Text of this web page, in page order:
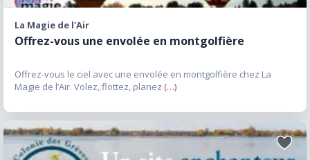
La rivière Richelieu est au cœur de l’offre
touristique de la région. Les visiteurs peuvent
pratiquer le kayak, le canot, le paddleboard, la
sur cette rivière historique. Le Canal de
le canal permettent de pratiquer la marche, le
vélo et l’observation des paysages riverains.
La Magie de l'Air
Offrez-vous une envolée en montgolfière
Offrez-vous le ciel avec une envolée en montgolfière chez La
Magie de l’Air. Volez, flottez, planez (…)
aux